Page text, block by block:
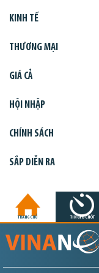
KINH TẾ
THƯƠNG MẠI
GIÁ CẢ
HỘI NHẬP
CHÍNH SÁCH
SẮP DIỄN RA
TRANG CHỦ TIN GIỜ CHÓT